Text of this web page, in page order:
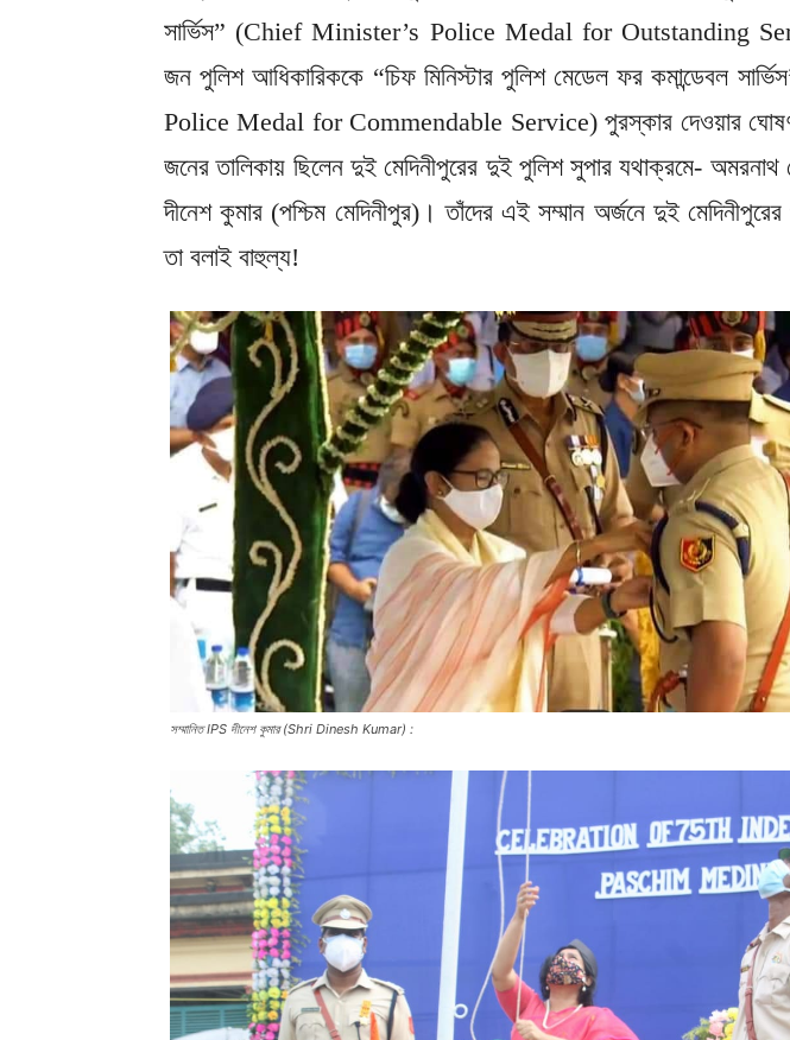
সার্ভিস” (Chief Minister’s Police Medal for Outstanding
জন পুলিশ আধিকারিককে “চিফ মিনিস্টার পুলিশ মেডেল ফর কমান্ডেবল
Police Medal for Commendable Service) পুরস্কার দেওয়ার
জনের তালিকায় ছিলেন দুই মেদিনীপুরের দুই পুলিশ সুপার যথাক্রমে- অমরনাথ
দীনেশ কুমার (পশ্চিম মেদিনীপুর)। তাঁদের এই সম্মান অর্জনে দুই
তা বলাই বাহুল্য!
সম্মানিত IPS দীনেশ কুমার (Shri Dinesh Kumar) :